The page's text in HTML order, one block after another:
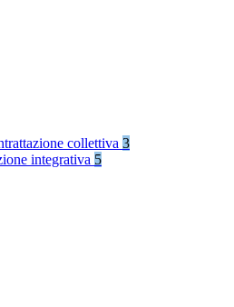
collettiva 3
integrativa 5